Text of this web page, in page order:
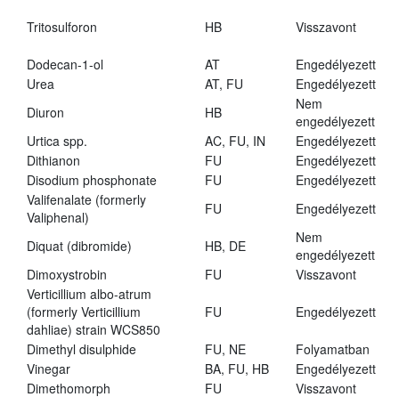
Tritosulforon HB Visszavont
Dodecan-1-ol AT
Engedélyezett
Urea
AT, FU
Engedélyezett
Diuron
HB
Nem
engedélyezett
Urtica spp.
AC, FU, IN
Engedélyezett
Dithianon
FU
Engedélyezett
Disodium phosphonate
FU
Engedélyezett
Valifenalate (formerly
Valiphenal)
FU Engedélyezett
Diquat (dibromide) HB, DE
Nem
engedélyezett
Dimoxystrobin
FU
Visszavont
Verticillium albo-atrum
(formerly Verticillium
dahliae) strain WCS850
FU Engedélyezett
Dimethyl disulphide FU, NE
Folyamatban
Vinegar
BA, FU, HB
Engedélyezett
Dimethomorph
FU Visszavont